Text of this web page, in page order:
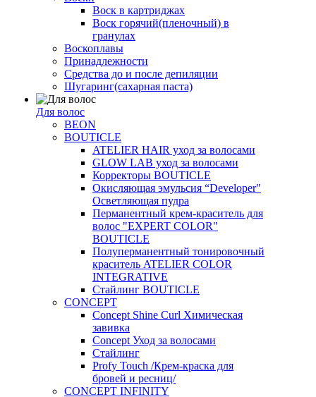
Воск в картриджах
Воск горячий(пленочный) в
гранулах
Воскоплавы
Принадлежности
Средства до и после депиляции
Шугаринг(сахарная паста)
Для волос
BEON
BOUTICLE
ATELIER HAIR уход за волосами
GLOW LAB уход за волосами
Корректоры BOUTICLE
Окисляющая эмульсия “Developer"
Осветляющая пудра
Перманентный крем-краситель для
волос "EXPERT COLOR"
BOUTICLE
Полуперманентный тонировочный
краситель ATELIER COLOR
INTEGRATIVE
Стайлинг BOUTICLE
CONCEPT
Concept Shine Curl Химическая
завивка
Concept Уход за волосами
Стайлинг
Profy Touch /Крем-краска для
бровей и ресниц/
CONCEPT INFINITY